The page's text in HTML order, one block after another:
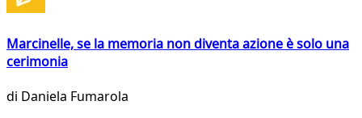
Marcinelle, se la memoria non diventa azione è solo una
cerimonia
di Daniela Fumarola